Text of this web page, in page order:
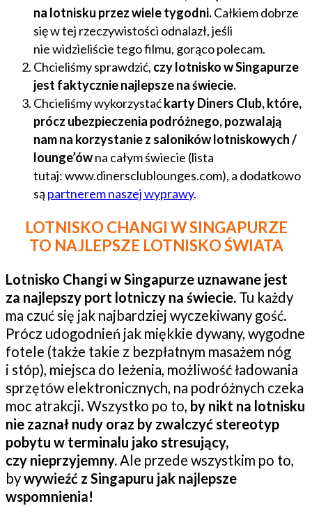
na lotnisku przez wiele tygodni.Całkiem dobrze
się w tej rzeczywistości odnalazł, jeśli
nie widzieliście tego filmu, gorąco polecam.
Chcieliśmy sprawdzić, czy lotnisko w Singapurze
jest faktycznie najlepsze na świecie.
Chcieliśmy wykorzystaćkarty Diners Club, które,
prócz ubezpieczenia podróżnego, pozwalają
nam na korzystanie z saloników lotniskowych /
lounge’ówna całym świecie (lista
tutaj: www.dinersclublounges.com), a dodatkowo
są partnerem naszej wyprawy.
LOTNISKO CHANGI W SINGAPURZE
TO NAJLEPSZE LOTNISKO ŚWIATA
Lotnisko Changi w Singapurze uznawane jest
za najlepszy port lotniczy na świecie. Tu każdy
ma czuć się jak najbardziej wyczekiwany gość.
Prócz udogodnień jak miękkie dywany, wygodne
fotele (także takie z bezpłatnym masażem nóg
i stóp), miejsca do leżenia, możliwość ładowania
sprzętów elektronicznych, na podróżnych czeka
moc atrakcji. Wszystko po to, by nikt na lotnisku
nie zaznał nudy oraz by zwalczyć stereotyp
pobytu w terminalu jako stresujący,
czy nieprzyjemny.Ale przede wszystkim po to,
bywywieźć z Singapuru jak najlepsze
wspomnienia!